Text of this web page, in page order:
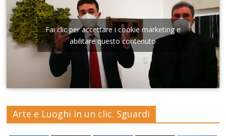
Fai clic per accettare i cookie marketing e
abilitare questo contenuto
Arte e Luoghi in un clic. Sguardi